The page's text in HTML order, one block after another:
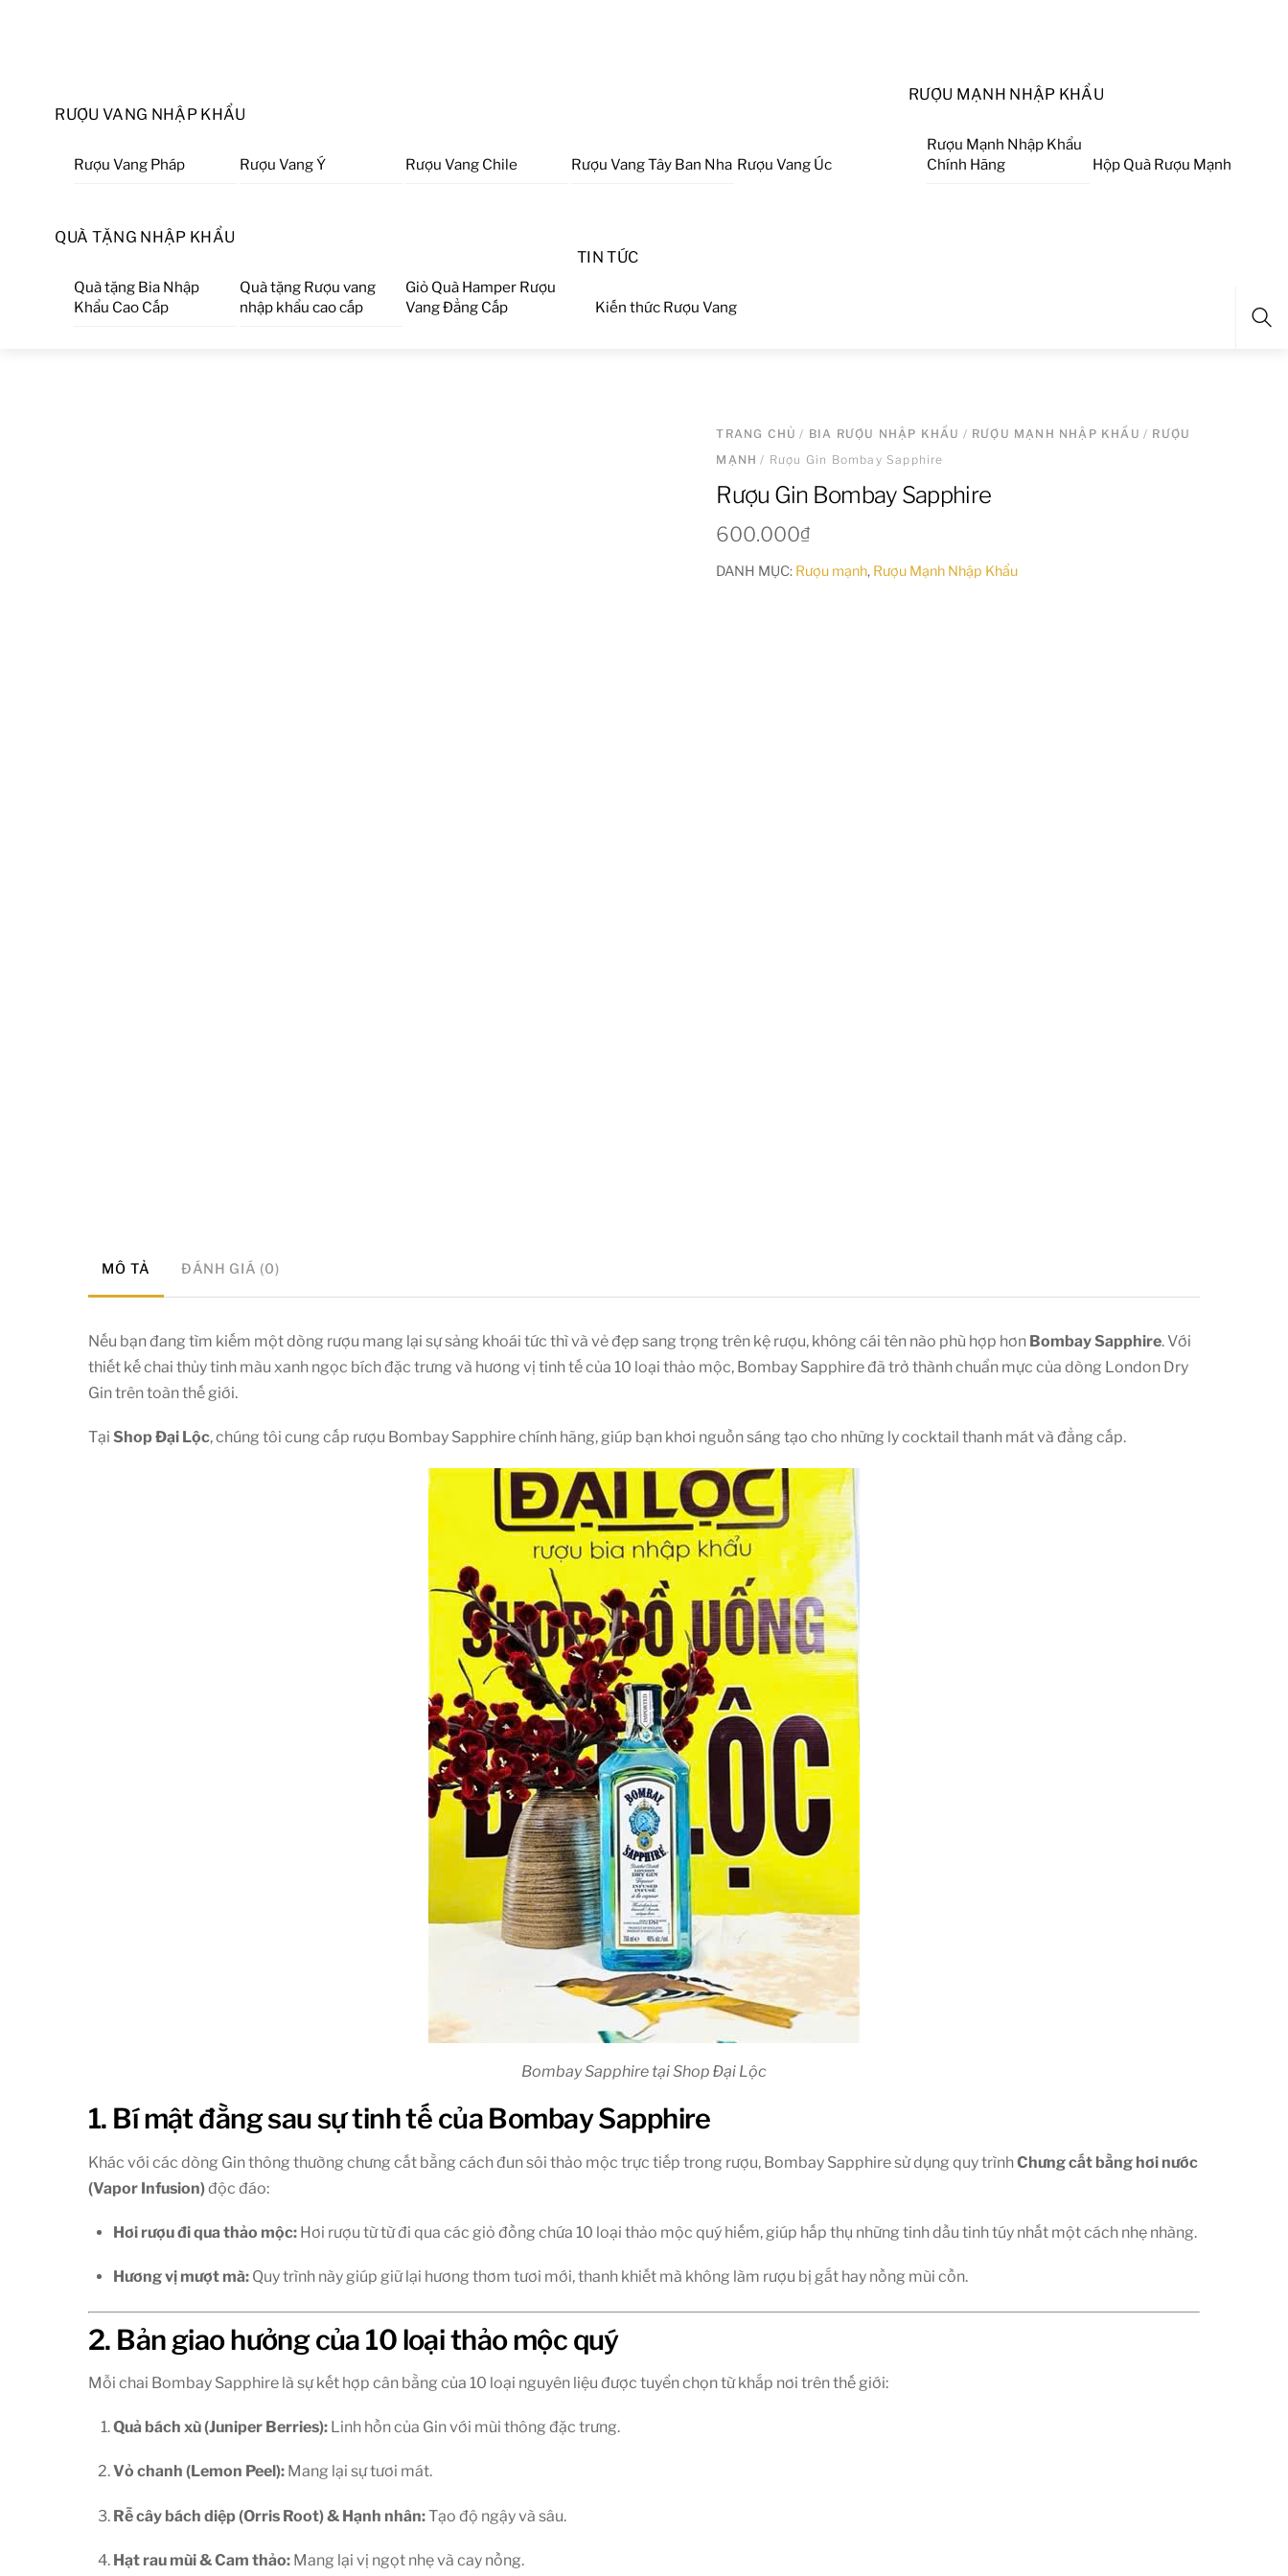
RƯỢU VANG NHẬP KHẨU
Rượu Vang Pháp Rượu Vang Ý Rượu Vang Chile Rượu Vang Tây Ban Nha Rượu Vang Úc
RƯỢU MẠNH NHẬP KHẨU
Rượu Mạnh Nhập Khẩu
Chính Hãng
Hộp Quà Rượu Mạnh
QUÀ TẶNG NHẬP KHẨU
Quà tặng Bia Nhập
Khẩu Cao Cấp
Quà tặng Rượu vang
nhập khẩu cao cấp
Giỏ Quà Hamper Rượu
Vang Đẳng Cấp
TIN TỨC
Kiến thức Rượu Vang
TRANG CHỦ / BIA RƯỢU NHẬP KHẨU / RƯỢU MẠNH NHẬP KHẨU / RƯỢU
MẠNH / Rượu Gin Bombay Sapphire
Rượu Gin Bombay Sapphire
600.000₫
DANH MỤC: Rượu mạnh, Rượu Mạnh Nhập Khẩu
MÔ TẢ ĐÁNH GIÁ (0)
Nếu bạn đang tìm kiếm một dòng rượu mang lại sự sảng khoái tức thì và vẻ đẹp sang trọng trên kệ rượu, không cái tên nào phù hợp hơn Bombay Sapphire. Với
thiết kế chai thủy tinh màu xanh ngọc bích đặc trưng và hương vị tinh tế của 10 loại thảo mộc, Bombay Sapphire đã trở thành chuẩn mực của dòng London Dry
Gin trên toàn thế giới.
Tại Shop Đại Lộc, chúng tôi cung cấp rượu Bombay Sapphire chính hãng, giúp bạn khơi nguồn sáng tạo cho những ly cocktail thanh mát và đẳng cấp.
Bombay Sapphire tại Shop Đại Lộc
1. Bí mật đằng sau sự tinh tế của Bombay Sapphire
Khác với các dòng Gin thông thường chưng cất bằng cách đun sôi thảo mộc trực tiếp trong rượu, Bombay Sapphire sử dụng quy trìnhChưng cất bằng hơi nước
(Vapor Infusion)độc đáo:
Hơi rượu đi qua thảo mộc:Hơi rượu từ từ đi qua các giỏ đồng chứa 10 loại thảo mộc quý hiếm, giúp hấp thụ những tinh dầu tinh túy nhất một cách nhẹ nhàng.
Hương vị mượt mà:Quy trình này giúp giữ lại hương thơm tươi mới, thanh khiết mà không làm rượu bị gắt hay nồng mùi cồn.
2. Bản giao hưởng của 10 loại thảo mộc quý
Mỗi chai Bombay Sapphire là sự kết hợp cân bằng của 10 loại nguyên liệu được tuyển chọn từ khắp nơi trên thế giới:
Quả bách xù (Juniper Berries):Linh hồn của Gin với mùi thông đặc trưng.
Vỏ chanh (Lemon Peel):Mang lại sự tươi mát.
Rễ cây bách diệp (Orris Root) & Hạnh nhân:Tạo độ ngậy và sâu.
Hạt rau mùi & Cam thảo:Mang lại vị ngọt nhẹ và cay nồng.